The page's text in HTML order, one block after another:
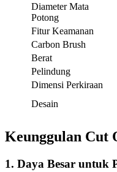
Diameter Mata
Potong
Fitur Keamanan
Carbon Brush
Berat
Pelindung
Dimensi Perkiraan
Desain
Keunggulan Cut
1. Daya Besar untuk